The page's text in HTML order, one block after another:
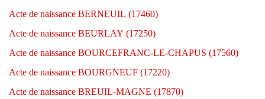
Acte de naissance BERNEUIL (17460)
Acte de naissance BEURLAY (17250)
Acte de naissance BOURCEFRANC-LE-CHAPUS (17560)
Acte de naissance BOURGNEUF (17220)
Acte de naissance BREUIL-MAGNE (17870)